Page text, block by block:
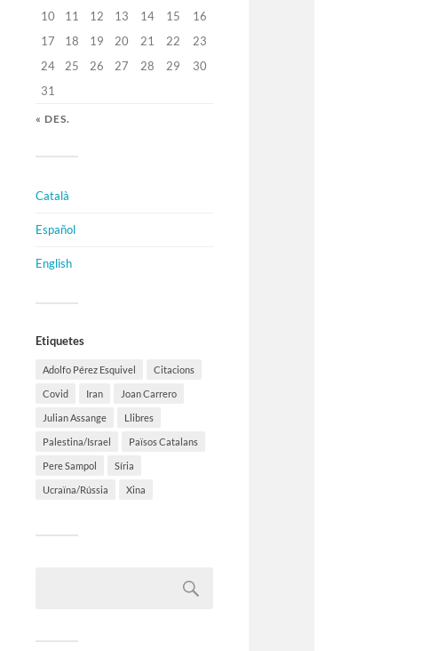
10
11 12 13 14 15
16
17
18 19 20 21 22
23
24
25 26 27 28 29
30
31
« DES.
Català
Español
English
Etiquetes
Adolfo Pérez Esquivel Citacions
Covid Iran Joan Carrero
Julian Assange Llibres
Palestina/Israel Països Catalans
Pere Sampol Síria
Ucraïna/Rússia Xina